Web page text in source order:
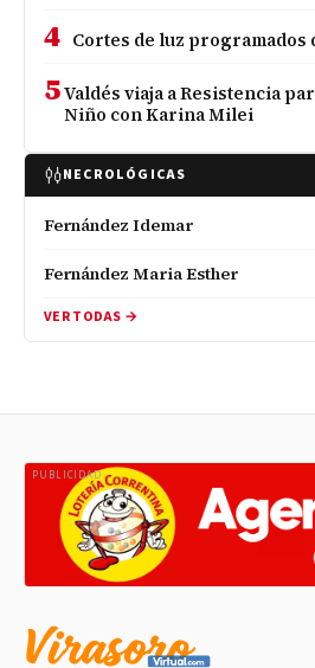
4 Cortes de luz programados
5Valdés viaja a Resistencia
Niño con Karina Milei
NECROLÓGICAS
Fernández Idemar
Fernández Maria Esther
VER TODAS →
PUBLICIDAD